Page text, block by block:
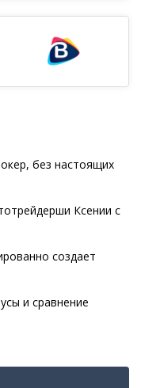
без настоящих
Ксении с
создает
и сравнение